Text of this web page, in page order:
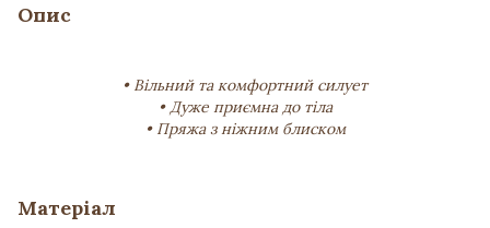
Опис
• Вільний та комфортний силует
• Дуже приємна до тіла
• Пряжа з ніжним блиском
Матеріал